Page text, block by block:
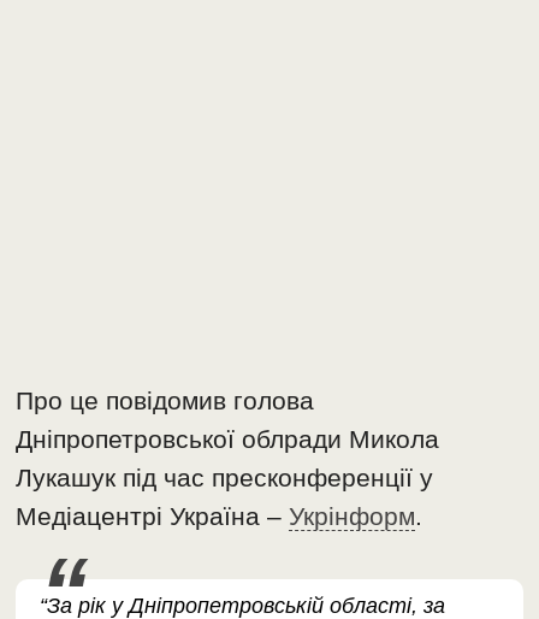
Про це повідомив голова
Дніпропетровської облради Микола
Лукашук під час пресконференції у
Медіацентрі Україна –Укрінформ
“За рік у Дніпропетровській області, за